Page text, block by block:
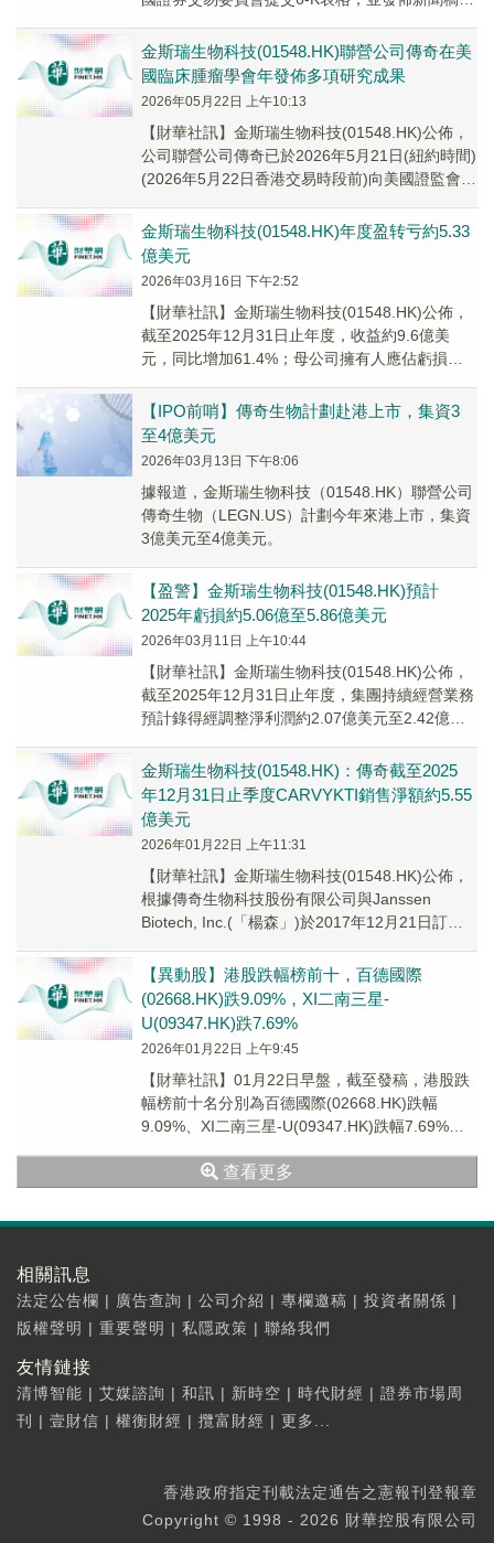
金斯瑞生物科技(01548.HK)聯營公司傳奇在美
國臨床腫瘤學會年發佈多項研究成果
2026年05月22日 上午10:13
​【財華社訊】金斯瑞生物科技(01548.HK)公佈，
公司聯營公司傳奇已於2026年5月21日(紐約時間)
(2026年5月22日香港交易時段前)向美國證監會提
金斯瑞生物科技(01548.HK)年度盈转亏約5.33
億美元
2026年03月16日 下午2:52
​【財華社訊】金斯瑞生物科技(01548.HK)公佈，
截至2025年12月31日止年度，收益約9.6億美
元，同比增加61.4%；母公司擁有人應佔虧損約
【IPO前哨】傳奇生物計劃赴港上市，集資3
至4億美元
2026年03月13日 下午8:06
據報道，金斯瑞生物科技（01548.HK）聯營公司
傳奇生物（LEGN.US）計劃今年來港上市，集資
3億美元至4億美元。
【盈警】金斯瑞生物科技(01548.HK)預計
2025年虧損約5.06億至5.86億美元
2026年03月11日 上午10:44
​【財華社訊】金斯瑞生物科技(01548.HK)公佈，
截至2025年12月31日止年度，集團持續經營業務
預計錄得經調整淨利潤約2.07億美元至2.42億美
金斯瑞生物科技(01548.HK)：傳奇截至2025
年12月31日止季度CARVYKTI銷售淨額約5.55
億美元
2026年01月22日 上午11:31
【財華社訊】金斯瑞生物科技(01548.HK)公佈，
根據傳奇生物科技股份有限公司與Janssen
Biotech, Inc.(「楊森」)於2017年12月21日訂立
【異動股】港股跌幅榜前十，百德國際
(02668.HK)跌9.09%，XI二南三星-
U(09347.HK)跌7.69%
2026年01月22日 上午9:45
【財華社訊】01月22日早盤，截至發稿，港股跌
幅榜前十名分別為百德國際(02668.HK)跌幅
9.09%、XI二南三星-U(09347.HK)跌幅7.69%、
查看更多
相關訊息
法定公告欄 | 廣告查詢 | 公司介紹 | 專欄邀稿 | 投資者關係 |
版權聲明 | 重要聲明 | 私隱政策 | 聯絡我們
友情鏈接
清博智能 | 艾媒諮詢 | 和訊 | 新時空 | 時代財經 | 證券市場周
刊
| 壹財信 | 權衡財經 | 攬富財經 | 更多...
香港政府指定刊載法定通告之憲報刊登報章
Copyright © 1998 - 2026 財華控股有限公司